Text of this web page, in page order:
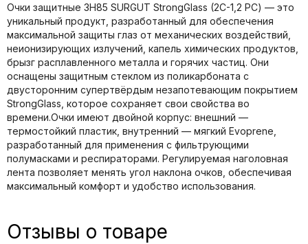
Очки защитные ЗН85 SURGUT StrongGlass (2С-1,2 РС) — это
уникальный продукт, разработанный для обеспечения
максимальной защиты глаз от механических воздействий,
неионизирующих излучений, капель химических продуктов,
брызг расплавленного металла и горячих частиц. Они
оснащены защитным стеклом из поликарбоната с
двусторонним супертвёрдым незапотевающим покрытием
StrongGlass, которое сохраняет свои свойства во
времени.Очки имеют двойной корпус: внешний —
термостойкий пластик, внутренний — мягкий Evoprene,
разработанный для применения с фильтрующими
полумасками и респираторами. Регулируемая наголовная
лента позволяет менять угол наклона очков, обеспечивая
максимальный комфорт и удобство использования.
Отзывы о товаре